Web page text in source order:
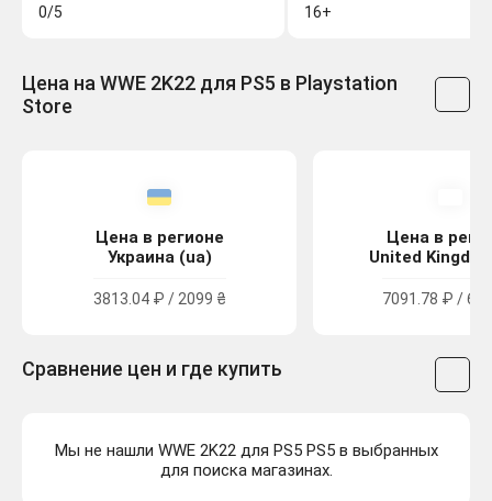
0/5
16+
Цена на WWE 2K22 для PS5 в Playstation
Store
Цена в регионе
Украина (ua)
3813.04 ₽ / 2099 ₴
Цена в
United
7091.78 ₽ /
Сравнение цен и где купить
Мы не нашли WWE 2K22 для PS5 PS5 в выбранных
для поиска магазинах.